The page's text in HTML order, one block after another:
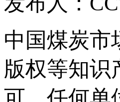
中国煤炭市
版权等知识